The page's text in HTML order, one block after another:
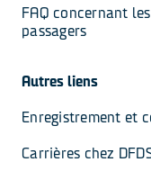
FAQ concernant
passagers
Autres liens
Enregistrement et
Carrières chez